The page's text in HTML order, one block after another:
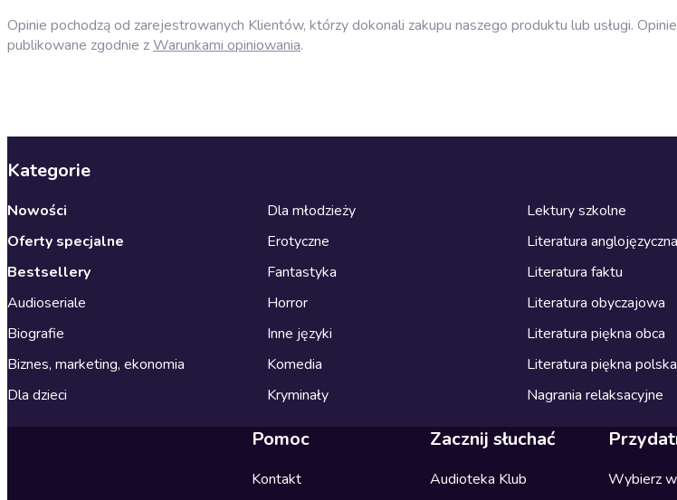
Opinie pochodzą od zarejestrowanych Klientów, którzy dokonali zakupu naszego produktu lub usługi.
publikowane zgodnie zWarunkami opiniowania.
Kategorie
Nowości
Oferty specjalne
Bestsellery
Audioseriale
Biografie
Biznes, marketing, ekonomia
Dla dzieci
Dla młodzieży
Erotyczne
Fantastyka
Horror
Inne języki
Komedia
Kryminały
Lektury szkolne
Literatura anglojęzyczna
Literatura faktu
Literatura obyczajowa
Literatura piękna obca
Literatura piękna polska
Nagrania relaksacyjne
Pomoc
Kontakt
Zacznij słuchać
Audioteka Klub
Wybierz